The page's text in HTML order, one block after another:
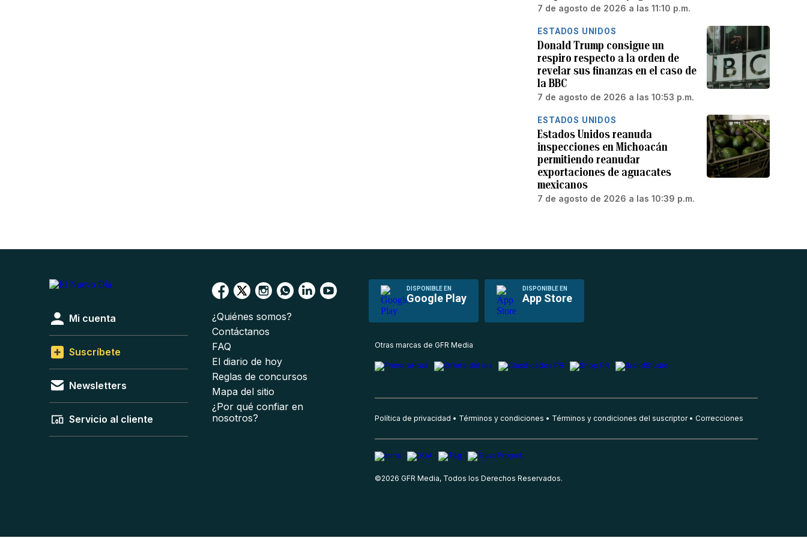
7 de agosto de 2026 a las 11:10 p.m.
ESTADOS UNIDOS
Donald Trump consigue un
respiro respecto a la orden de
revelar sus finanzas en el caso de
la BBC
7 de agosto de 2026 a las 10:53 p.m.
ESTADOS UNIDOS
Estados Unidos reanuda
inspecciones en Michoacán
permitiendo reanudar
exportaciones de aguacates
mexicanos
7 de agosto de 2026 a las 10:39 p.m.
DISPONIBLE EN
Google Play
DISPONIBLE EN
App Store
Mi cuenta
Suscríbete
Newsletters
Servicio al cliente
¿Quiénes somos?
Contáctanos
FAQ
El diario de hoy
Reglas de concursos
Mapa del sitio
¿Por qué confiar en
nosotros?
Otras marcas de GFR Media
Política de privacidad Términos y condiciones Términos y condiciones del suscriptor Correcciones
©2026 GFR Media, Todos los Derechos Reservados.